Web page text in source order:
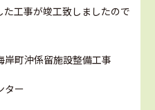
工事が竣工致しましたので
町沖係留施設整備工事
ター